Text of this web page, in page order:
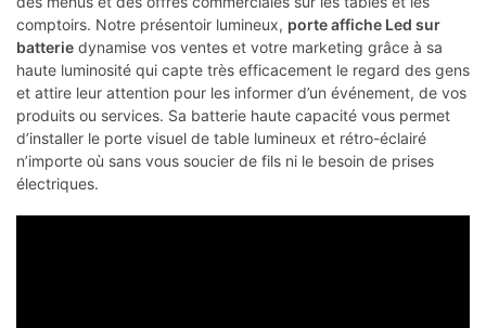
comptoirs. Notre présentoir lumineux, porte affiche Led sur
batterie dynamise vos ventes et votre marketing grâce à sa
haute luminosité qui capte très efficacement le regard des gens
et attire leur attention pour les informer d’un événement, de vos
produits ou services. Sa batterie haute capacité vous permet
d’installer le porte visuel de table lumineux et rétro-éclairé
n’importe où sans vous soucier de fils ni le besoin de prises
électriques.